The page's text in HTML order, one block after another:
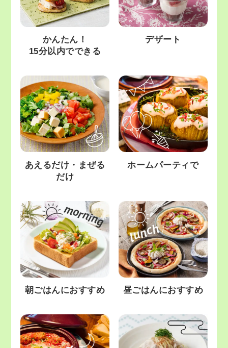
かんたん！
15分以内でできる
デザート
あえるだけ・まぜる
だけ
ホームパーティで
朝ごはんにおすすめ 昼ごはんにおすすめ